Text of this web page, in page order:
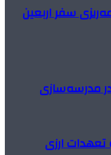
سفر اربعین